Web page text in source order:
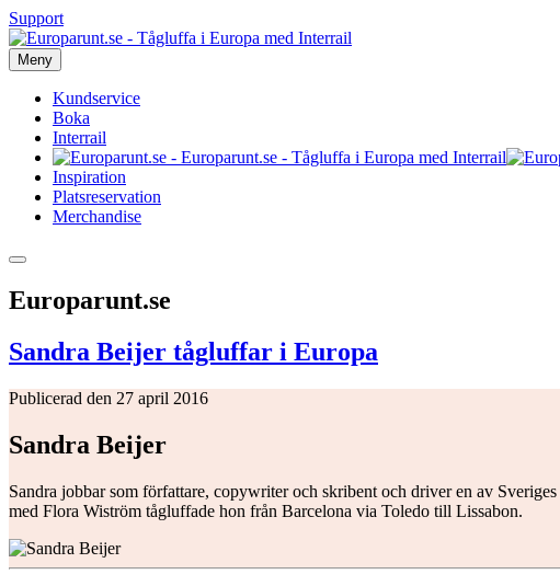
Support
Meny
Kundservice
Boka
Interrail
Inspiration
Platsreservation
Merchandise
Europarunt.se
Sandra Beijer tågluffar i Europa
Publicerad den 27 april 2016
Sandra Beijer
Sandra jobbar som författare, copywriter och skribent och driver en av
med Flora Wiström tågluffade hon från Barcelona via Toledo till Lissabon.